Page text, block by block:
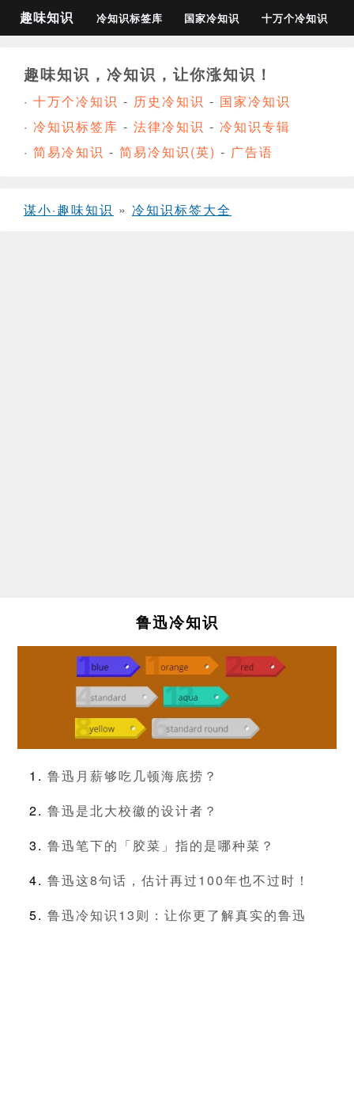
趣味知识 冷知识标签库 国家冷知识 十万个冷知识
趣味知识，冷知识，让你涨知识！
· 十万个冷知识 - 历史冷知识 - 国家冷知识
· 冷知识标签库 - 法律冷知识 - 冷知识专辑
· 简易冷知识 - 简易冷知识(英) - 广告语
谋小·趣味知识 » 冷知识标签大全
鲁迅冷知识
鲁迅月薪够吃几顿海底捞？
鲁迅是北大校徽的设计者？
鲁迅笔下的「胶菜」指的是哪种菜？
鲁迅这8句话，估计再过100年也不过时！
鲁迅冷知识13则：让你更了解真实的鲁迅